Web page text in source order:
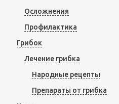
Осложнения
Профилактика
Грибок
Лечение грибка
Народные рецепты
Препараты от грибка